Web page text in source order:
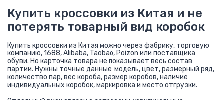
Купить кроссовки из Китая и не
потерять товарный вид коробок
Купить кроссовки из Китая можно через фабрику, торговую
компанию, 1688, Alibaba, Taobao, Poizon или поставщика
обуви. Но карточка товара не показывает весь состав
партии. Нужны точные данные: модель, цвет, размерный ряд,
количество пар, вес короба, размер коробов, наличие
индивидуальных коробок, маркировка и место отгрузки.